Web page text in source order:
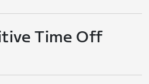
Time Off